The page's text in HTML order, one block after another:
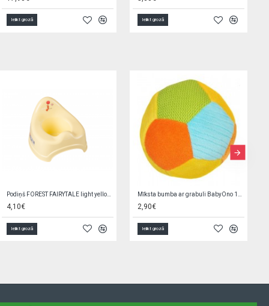
Ielikt grozā Ielikt grozā
230,00€
Ielikt grozā
11,90€
Ielikt grozā